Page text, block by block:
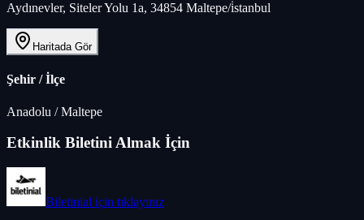
Aydınevler, Siteler Yolu 1a, 34854 Maltepe/i̇stanbul
Haritada Gör
Şehir / İlçe
Anadolu /Maltepe
Etkinlik Biletini Almak İçin
Biletinial için tıklayınız